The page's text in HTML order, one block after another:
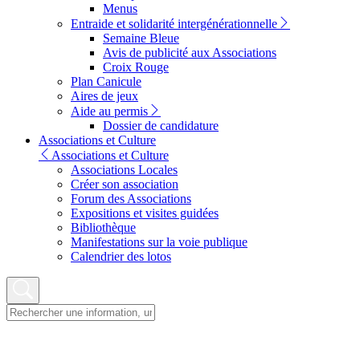
Menus
Entraide et solidarité intergénérationnelle
Semaine Bleue
Avis de publicité aux Associations
Croix Rouge
Plan Canicule
Aires de jeux
Aide au permis
Dossier de candidature
Associations et Culture
Associations et Culture
Associations Locales
Créer son association
Forum des Associations
Expositions et visites guidées
Bibliothèque
Manifestations sur la voie publique
Calendrier des lotos